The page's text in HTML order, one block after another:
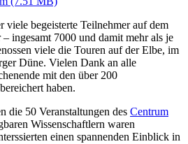
begeisterte Teilnehmer auf dem
ingesamt 7000 und damit mehr als je
viele die Touren auf der Elbe, im
Düne. Vielen Dank an alle
mit den über 200
haben.
die 50 Veranstaltungen des Centrum
Wissenschaftlern waren
einen spannenden Einblick in